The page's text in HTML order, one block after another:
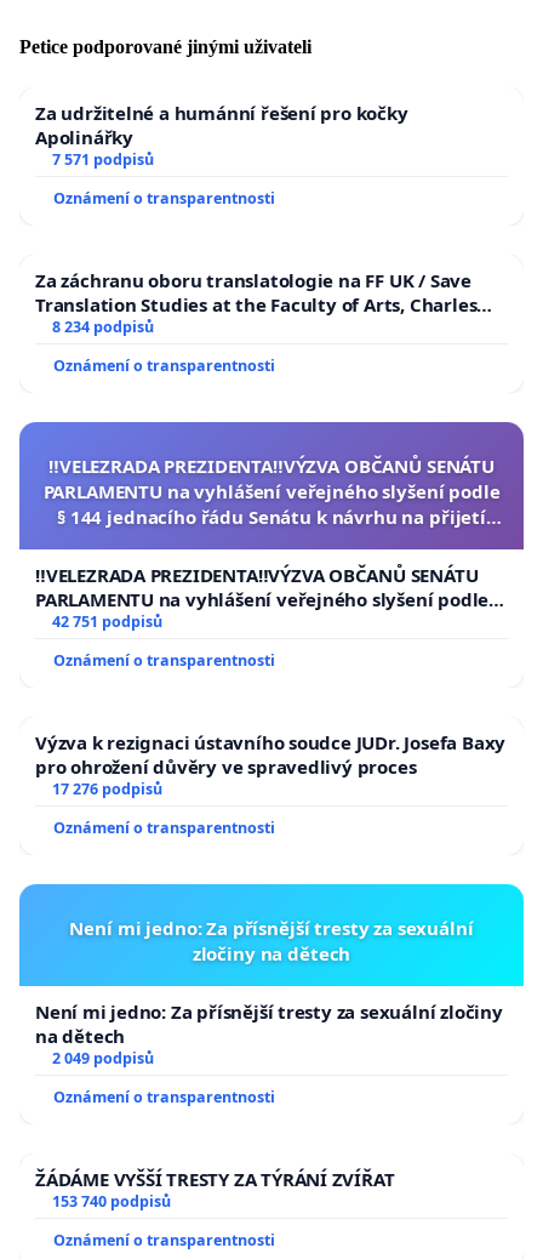
Petice podporované jinými uživateli
Za udržitelné a humánní řešení pro kočky
Apolinářky
7 571 podpisů
Oznámení o transparentnosti
Za záchranu oboru translatologie na FF UK / Save
Translation Studies at the Faculty of Arts, Charles
University
8 234 podpisů
Oznámení o transparentnosti
‼️VELEZRADA PREZIDENTA‼️VÝZVA OBČANŮ SENÁTU
PARLAMENTU na vyhlášení veřejného slyšení podle
§ 144 jednacího řádu Senátu k návrhu na přijetí
republiky
‼️VELEZRADA PREZIDENTA‼️VÝZVA OBČANŮ SENÁTU
PARLAMENTU na vyhlášení veřejného slyšení podle §
144 jednacího řádu Senátu k návrhu na přijetí
usnesení k podání ústavní žaloby na prezidenta
republiky
42 751 podpisů
Oznámení o transparentnosti
Výzva k rezignaci ústavního soudce JUDr. Josefa Baxy
pro ohrožení důvěry ve spravedlivý proces
17 276 podpisů
Oznámení o transparentnosti
Není mi jedno: Za přísnější tresty za sexuální
zločiny na dětech
Není mi jedno: Za přísnější tresty za sexuální zločiny
na dětech
2 049 podpisů
Oznámení o transparentnosti
ŽÁDÁME VYŠŠÍ TRESTY ZA TÝRÁNÍ ZVÍŘAT
153 740 podpisů
Oznámení o transparentnosti